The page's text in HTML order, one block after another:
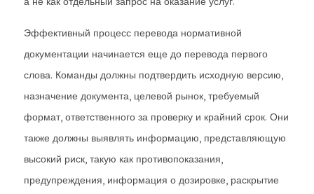
Эффективный процесс перевода нормативной
документации начинается еще до перевода первого
слова. Команды должны подтвердить исходную версию,
назначение документа, целевой рынок, требуемый
формат, ответственного за проверку и крайний срок. Они
также должны выявлять информацию, представляющую
высокий риск, такую ​​как противопоказания,
предупреждения, информация о дозировке, раскрытие